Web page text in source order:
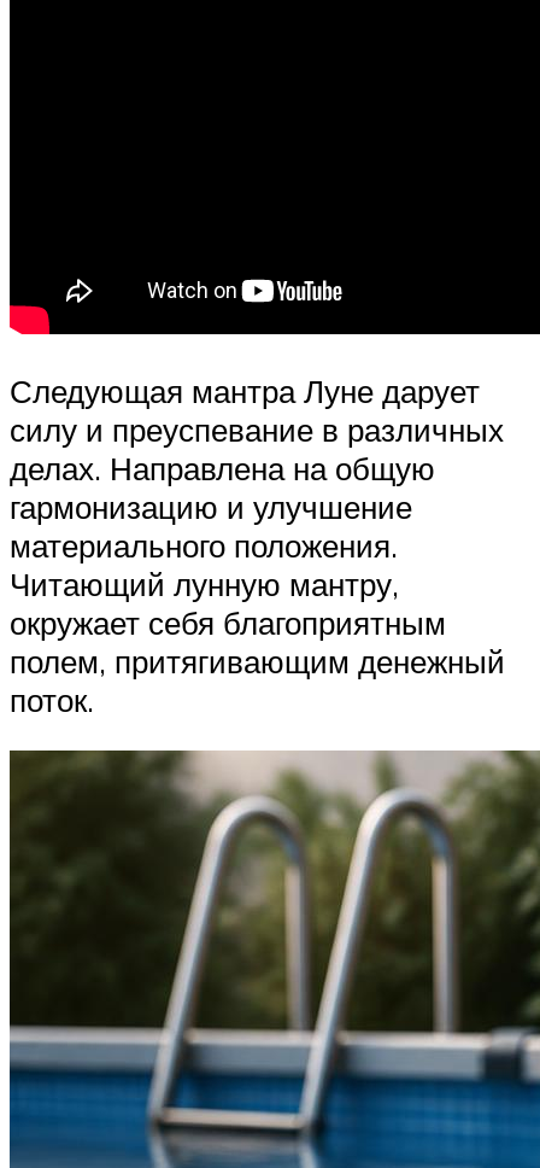
Следующая мантра Луне дарует
силу и преуспевание в различных
делах. Направлена на общую
гармонизацию и улучшение
материального положения.
Читающий лунную мантру,
окружает себя благоприятным
полем, притягивающим денежный
поток.